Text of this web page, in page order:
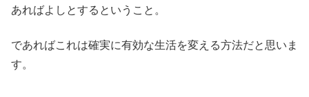
あればよしとするということ。
であればこれは確実に有効な生活を変える方法だと思いま
す。